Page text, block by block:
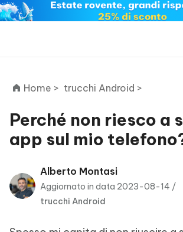
ReiBoot
PDNob
PDF
New
Home > trucchi Android >
Perché non riesco a
app sul mio
Alberto Montasi
Aggiornato in data 2023-08-14 /
trucchi Android